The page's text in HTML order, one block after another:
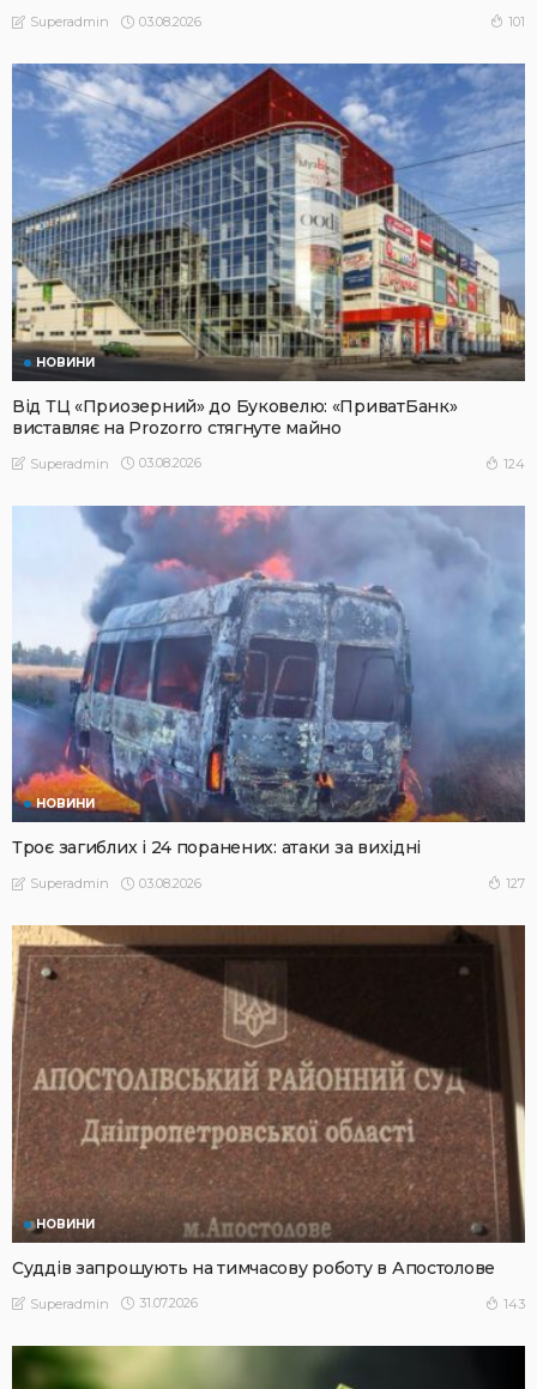
Superadmin 03.08.2026 101
НОВИНИ
Від ТЦ «Приозерний» до Буковелю: «ПриватБанк»
виставляє на Prozorro стягнуте майно
Superadmin 03.08.2026 124
НОВИНИ
Троє загиблих і 24 поранених: атаки за вихідні
Superadmin 03.08.2026 127
НОВИНИ
Суддів запрошують на тимчасову роботу в Апостолове
Superadmin 31.07.2026 143